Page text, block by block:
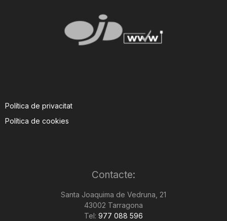
Política de privacitat
Política de cookies
Contacte:
Santa Joaquima de Vedruna, 21
43002 Tarragona
Tel: 977 088 596